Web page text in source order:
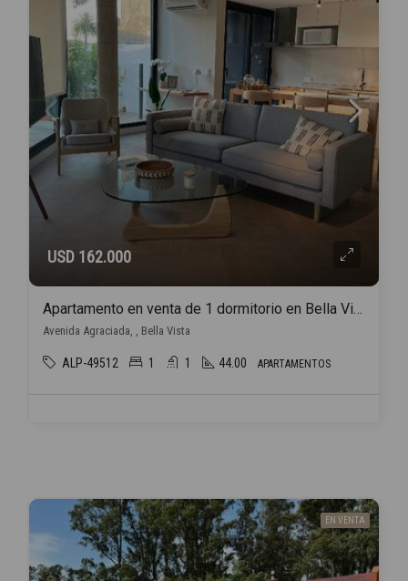
USD 162.000
Apartamento en venta de 1 dormitorio en Bella Vista
Avenida Agraciada, , Bella Vista
ALP-49512 1 1 44.00 APARTAMENTOS
EN VENTA